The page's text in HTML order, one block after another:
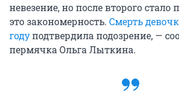
невезение, но после второго стало
это закономерность. Смерть
годуподтвердила подозрение, —
пермячка Ольга Лыткина.